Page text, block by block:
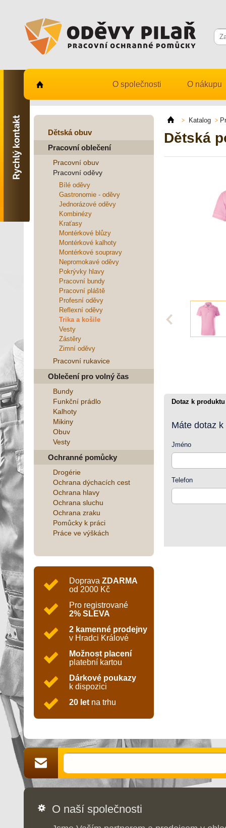
O společnosti O nákupu
Dětská obuv
Pracovní oblečení
Pracovní obuv
Pracovní oděvy
Bílé oděvy
Gastronomie - oděvy
Jednorázové oděvy
Kombinézy
Kraťasy
Montérkové blůzy
Montérkové kalhoty
Montérkové soupravy
Nepromokavé oděvy
Pokrývky hlavy
Pracovní bundy
Pracovní pláště
Profesní oděvy
Reflexní oděvy
Trika a košile
Vesty
Zástěry
Zimní oděvy
Pracovní rukavice
Oblečení pro volný čas
Bundy
Funkční prádlo
Kalhoty
Mikiny
Obuv
Vesty
Ochranné pomůcky
Drogérie
Ochrana dýchacích cest
Ochrana hlavy
Ochrana sluchu
Ochrana zraku
Pomůcky k práci
Práce ve výškách
Doprava ZDARMA
od 2000 Kč
Pro registrované
2% SLEVA
2 kamenné prodejny
v Hradci Králové
Možnost placení
platební kartou
Dárkové poukazy
k dispozici
20 let na trhu
Katalog
Dětská
Dotaz k produktu
Máte dotaz
Jméno
Telefon
Kontaktujte nás
731 482 530
info@odevy-pilar.cz
Provozovna:
Hradec Králové
Provozovna:
Stavební 1140, 500 03
Hradec Králové
O naší společnosti